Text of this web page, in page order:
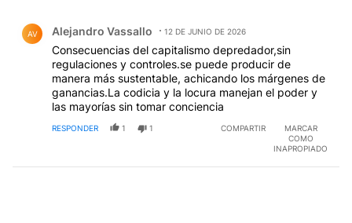
AV Alejandro Vassallo 12 DE JUNIO DE 2026
Consecuencias del capitalismo depredador,sin
regulaciones y controles.se puede producir de
manera más sustentable, achicando los márgenes de
ganancias.La codicia y la locura manejan el poder y
las mayorías sin tomar conciencia
RESPONDER 1 1 COMPARTIR
MARCAR
COMO
INAPROPIADO